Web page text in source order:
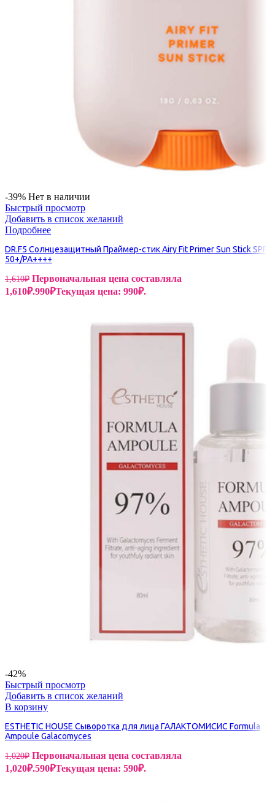
-39% Нет в наличии
Быстрый просмотр
Добавить в список желаний
Подробнее
DR.F5 Солнцезащитный Праймер-стик Airy Fit Primer Sun Stick SPF
50+/PA++++
1,610₽ Первоначальная цена составляла
1,610₽.990₽Текущая цена: 990₽.
-42%
Быстрый просмотр
Добавить в список желаний
В корзину
ESTHETIC HOUSE Сыворотка для лица ГАЛАКТОМИСИС Formula
Ampoule Galacomyces
1,020₽ Первоначальная цена составляла
1,020₽.590₽Текущая цена: 590₽.